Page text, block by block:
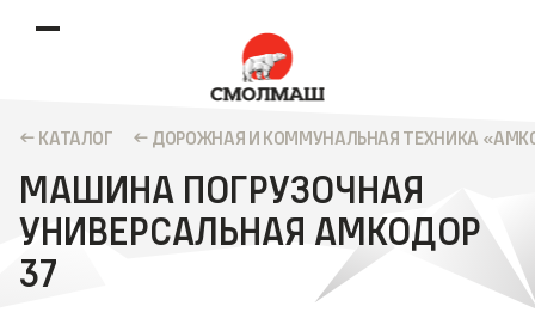
КАТАЛОГ ДОРОЖНАЯ И КОММУНАЛЬ­­НАЯ ТЕХНИКА
МАШИНА ПОГРУЗОЧНАЯ
УНИВЕРСАЛЬНАЯ АМКОДОР
37